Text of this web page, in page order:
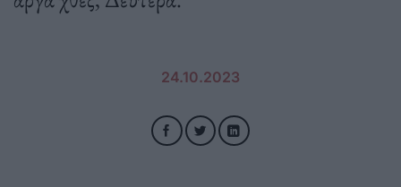
24.10.2023